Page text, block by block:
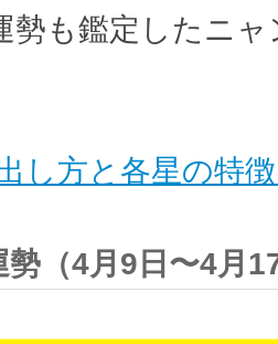
勢も鑑定したニ
し方と各星の特
勢（4月9日〜4月